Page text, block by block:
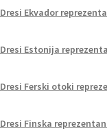
Dresi Ekvador
Dresi Estonija
Dresi Ferski otoki
Dresi Finska